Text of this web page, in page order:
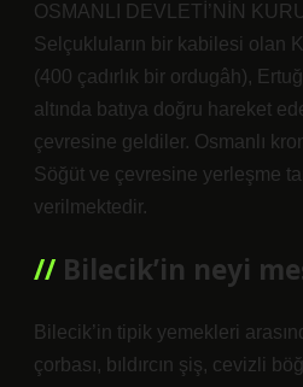
OSMANLI DEVLETİ’NİN
Selçukluların bir kabilesi olan
(400 çadırlık bir ordugâh),
altında batıya doğru hareket
çevresine geldiler. Osmanlı
Söğüt ve çevresine yerleşme
verilmektedir.
Bilecik’in neyi
Bilecik’in tipik yemekleri
çorbası, bıldırcın şiş, cevizli